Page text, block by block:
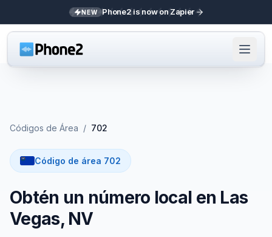
NEW Phone2 is now on Zapier
Códigos de Área / 702
Código de área 702
Obtén un número local en Las
Vegas, NV